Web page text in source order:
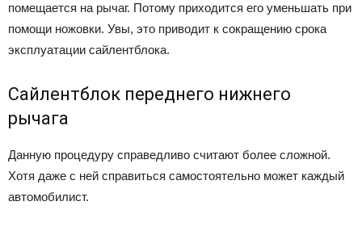
помещается на рычаг. Потому приходится его уменьшать при
помощи ножовки. Увы, это приводит к сокращению срока
эксплуатации сайлентблока.
Сайлентблок переднего нижнего
рычага
Данную процедуру справедливо считают более сложной.
Хотя даже с ней справиться самостоятельно может каждый
автомобилист.